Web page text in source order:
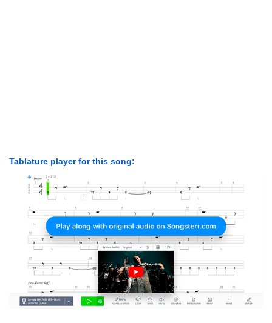
Tablature player for this song: